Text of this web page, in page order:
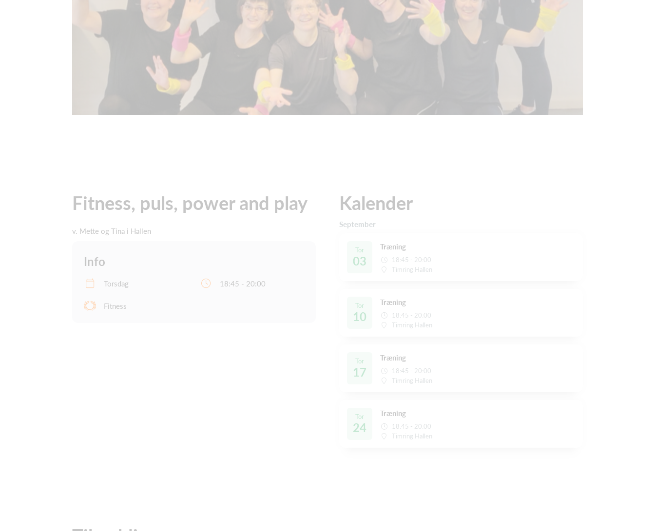
Fitness, puls, power and play
v. Mette og Tina i Hallen
Info
Torsdag 18:45 - 20:00
Fitness
Kalender
September
Tor
03
Træning
18:45 - 20:00
Timring Hallen
Tor
10
Træning
18:45 - 20:00
Timring Hallen
Tor
17
Træning
18:45 - 20:00
Timring Hallen
Tor
24
Træning
18:45 - 20:00
Timring Hallen